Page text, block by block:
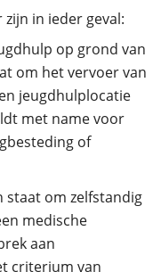
in ieder geval:
op grond van
om het vervoer van
jeugdhulplocatie
met name voor
of
staat om zelfstandig
medische
aan
criterium van